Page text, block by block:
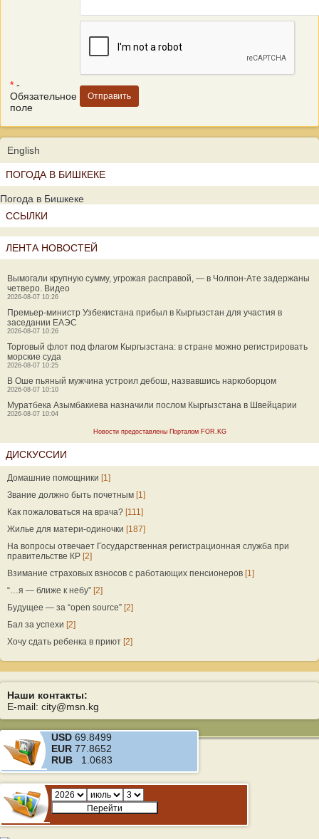
* -
Обязательное
поле
English
ПОГОДА В БИШКЕКЕ
Погода в Бишкеке
ССЫЛКИ
ЛЕНТА НОВОСТЕЙ
Вымогали крупную сумму, угрожая расправой, — в Чолпон-Ате задержаны
четверо. Видео
2026-08-07 10:26
Премьер-министр Узбекистана прибыл в Кыргызстан для участия в
заседании ЕАЭС
2026-08-07 10:26
Торговый флот под флагом Кыргызстана: в стране можно регистрировать
морские суда
2026-08-07 10:25
В Оше пьяный мужчина устроил дебош, назвавшись наркоборцом
2026-08-07 10:10
Муратбека Азымбакиева назначили послом Кыргызстана в Швейцарии
2026-08-07 10:04
Новости предоставлены Порталом FOR.KG
ДИСКУССИИ
Домашние помощники [1]
Звание должно быть почетным [1]
Как пожаловаться на врача? [111]
Жилье для матери-одиночки [187]
На вопросы отвечает Государственная регистрационная служба при
правительстве КР [2]
Взимание страховых взносов с работающих пенсионеров [1]
“…я — ближе к небу” [2]
Будущее — за “open source” [2]
Бал за успехи [2]
Хочу сдать ребенка в приют [2]
Наши контакты:
E-mail: city@msn.kg
USD 69.8499
EUR 77.8652
RUB 1.0683